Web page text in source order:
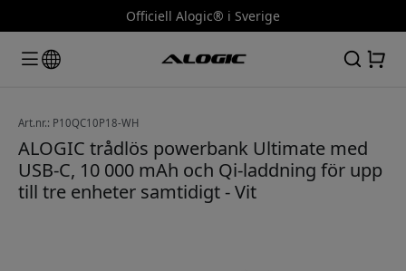
Officiell Alogic® i Sverige
Art.nr.: P10QC10P18-WH
ALOGIC trådlös powerbank Ultimate med
USB-C, 10 000 mAh och Qi-laddning för upp
till tre enheter samtidigt - Vit